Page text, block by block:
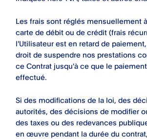
Les frais sont réglés mensuellement
carte de débit ou de crédit (frais
l'Utilisateur est en retard de
droit de suspendre nos prestations
ce Contrat jusqu'à ce que le
effectué.
Si des modifications de la loi, des
autorités, des décisions de modifier
des taxes ou des redevances
en œuvre pendant la durée du